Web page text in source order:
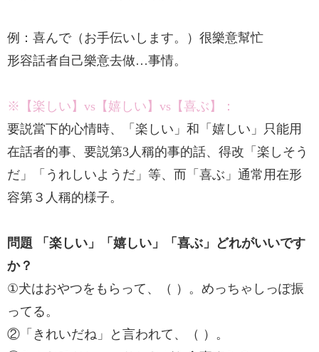
例：喜んで（お手伝いします。）很樂意幫忙
形容話者自己樂意去做…事情。
※【楽しい】vs【嬉しい】vs【喜ぶ】：
要説當下的心情時、「楽しい」和「嬉しい」只能用
在話者的事、要説第3人稱的事的話、得改「楽しそう
だ」「うれしいようだ」等、而「喜ぶ」通常用在形
容第３人稱的様子。
問題 「楽しい」「嬉しい」「喜ぶ」どれがいいです
か？
①犬はおやつをもらって、（ ）。めっちゃしっぽ振
ってる。
②「きれいだね」と言われて、（ ）。